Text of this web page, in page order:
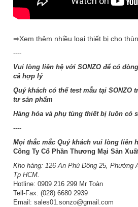
⇒Xem thêm nhiều loại thiết bị cho
----
Vui lòng liên hệ với SONZO để có
cả hợp lý
Quý khách có thể test mẫu tại SONZO
tư sản phẩm
Hàng hóa và phụ tùng thiết bị luôn có
----
Mọi thắc mắc Quý khách vui lòng liên
Công Ty Cổ Phần Thương Mại Sản
Kho hàng: 126 An Phú Đông 25, Phường
Tp HCM.
Hotline: 0909 216 299 Mr Toàn
Tell-Fax: (028) 6680 2939
Email: sales01.sonzo@gmail.com